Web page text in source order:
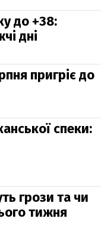
до +38:
дні
пригріє до
спеки:
грози та чи
тижня